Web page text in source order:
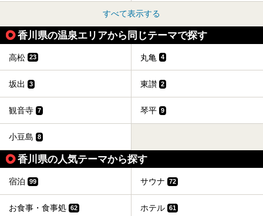
すべて表示する
香川県の温泉エリアから同じテーマで探す
高松 23 丸亀 4
坂出 3 東讃 2
観音寺 7 琴平 9
小豆島 8
香川県の人気テーマから探す
宿泊 99 サウナ 72
お食事・食事処 62 ホテル 61